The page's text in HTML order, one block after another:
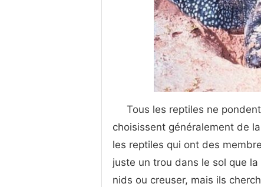
Tous les reptiles ne
choisissent généralement de
les reptiles qui ont des
juste un trou dans le sol que
nids ou creuser, mais ils